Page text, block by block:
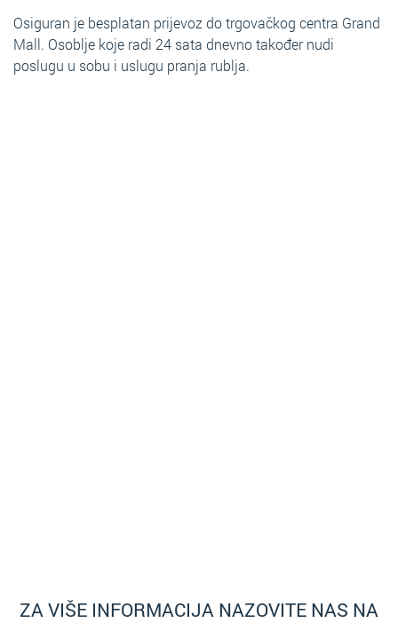
Osiguran je besplatan prijevoz do trgovačkog centra Grand
Mall. Osoblje koje radi 24 sata dnevno također nudi
poslugu u sobu i uslugu pranja rublja.
ZA VIŠE INFORMACIJA NAZOVITE NAS NA